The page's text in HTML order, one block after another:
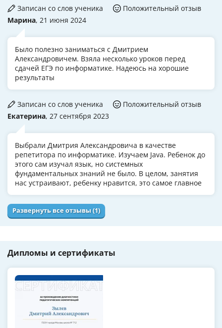
Марина, 21 июня 2024
Записан со слов ученика Положительный отзыв
Было полезно заниматься с Дмитрием
Александровичем. Взяла несколько уроков перед
сдачей ЕГЭ по информатике. Надеюсь на хорошие
результаты
Екатерина, 27 сентября 2023
Записан со слов ученика Положительный отзыв
Выбрали Дмитрия Александровича в качестве
репетитора по информатике. Изучаем Java. Ребенок до
этого сам изучал язык, но системных
фундаментальных знаний не было. В целом, занятия
нас устраивают, ребенку нравится, это самое главное
Развернуть все отзывы (1)
Дипломы и сертификаты